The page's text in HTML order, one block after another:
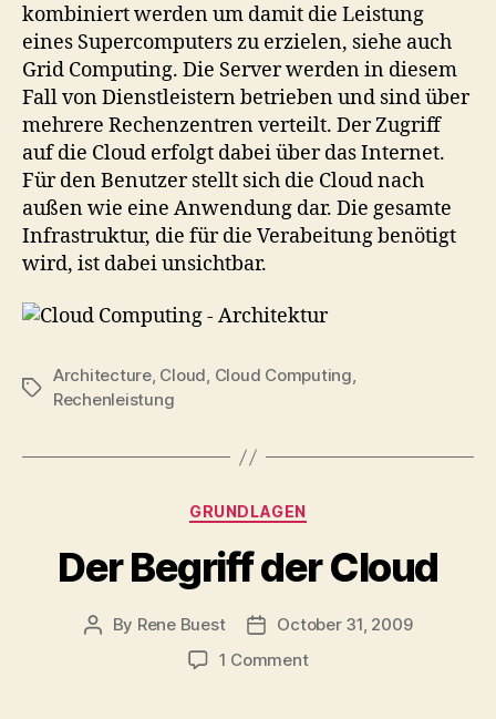
kombiniert werden um damit die Leistung
eines Supercomputers zu erzielen, siehe auch
Grid Computing. Die Server werden in diesem
Fall von Dienstleistern betrieben und sind über
mehrere Rechenzentren verteilt. Der Zugriff
auf die Cloud erfolgt dabei über das Internet.
Für den Benutzer stellt sich die Cloud nach
außen wie eine Anwendung dar. Die gesamte
Infrastruktur, die für die Verabeitung benötigt
wird, ist dabei unsichtbar.
Tags
Architecture, Cloud, Cloud Computing,
Rechenleistung
Categories
GRUNDLAGEN
Der Begriff der Cloud
Post
By Rene Buest
PostOctober 31, 2009
1 Commenton